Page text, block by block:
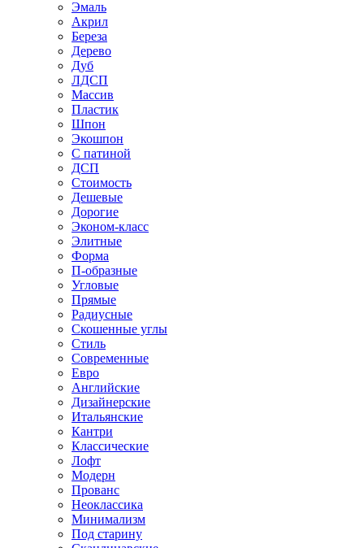
Эмаль
Акрил
Береза
Дерево
Дуб
ЛДСП
Массив
Пластик
Шпон
Экошпон
С патиной
ДСП
Стоимость
Дешевые
Дорогие
Эконом-класс
Элитные
Форма
П-образные
Угловые
Прямые
Радиусные
Скошенные углы
Стиль
Современные
Евро
Английские
Дизайнерские
Итальянские
Кантри
Классические
Лофт
Модерн
Прованс
Неоклассика
Минимализм
Под старину